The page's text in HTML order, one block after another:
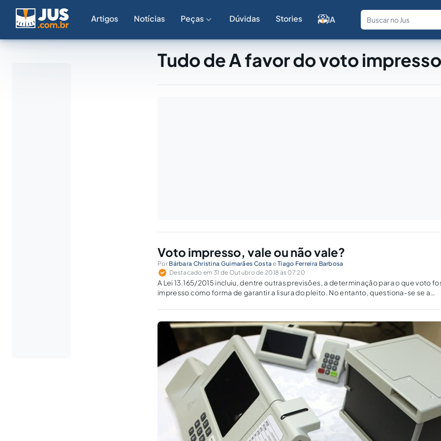
Artigos Notícias Peças Dúvidas Stories IA
Fale com
Tudo de A favor do voto impresso
Voto impresso, vale ou não vale?
Por Bárbara Christina Guimarães Costa eTiago Ferreira Barbosa
Destacado em 31 de Outubro de 2018 às 07:20
A Lei 13.165/2015 incluiu, dentre outras previsões, a determinação para o que voto
impresso como forma de garantir a lisura do pleito. No entanto, questiona-se se a